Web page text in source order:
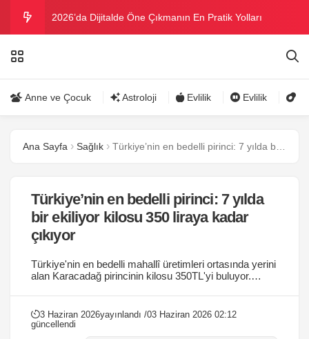
2026’da Dijitalde Öne Çıkmanın En Pratik Yolları
Danla Bilic ile Reynmen Miami’de tatilde
Anne ve Çocuk Astroloji Evlilik Evlilik
Ana Sayfa Sağlık
Türkiye’nin en bedelli pirinci: 7 yılda
bir ekiliyor kilosu 350 liraya kadar
çıkıyor
Türkiye'nin en bedelli mahallî üretimleri ortasında yerini
alan Karacadağ pirincinin kilosu 350TL'yi buluyor.
eteklerinde yetişen pirincin sıhhate yararları ise hayli
fazla....
3 Haziran 2026yayınlandı /03 Haziran 2026 02:12
güncellendi